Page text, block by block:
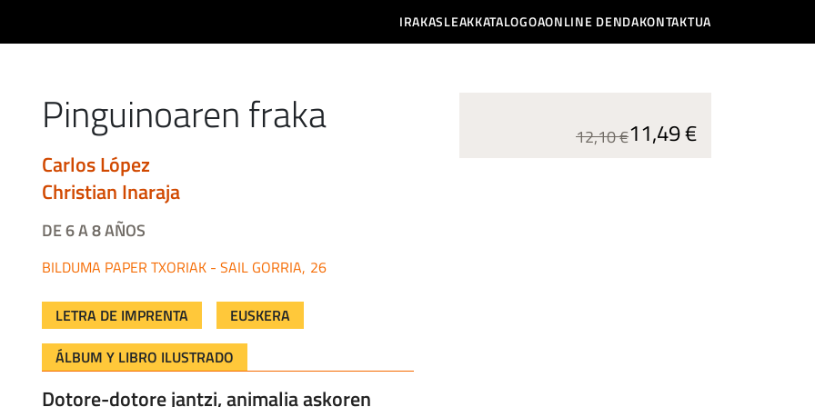
IRAKASLEAKKATALOGOAONLINE DENDAKONTAKTUA
a la navegación
Pinguinoaren fraka
carlos lópez
christian inaraja
DE 6 A 8 AÑOS
PAPER TXORIAK - SAIL GORRIA 26
LETRA DE IMPRENTA
EUSKERA
ÁLBUM Y LIBRO ILUSTRADO
Dotore-dotore jantzi, animalia askoren
12,10 €11,49 €